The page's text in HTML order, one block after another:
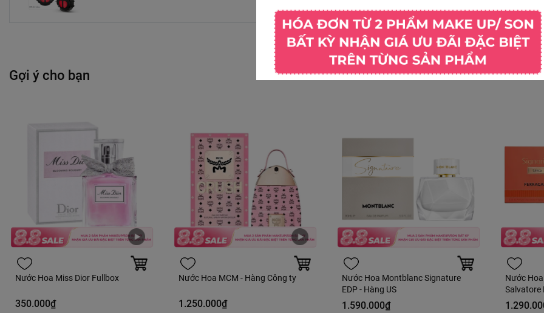
Gợi ý cho bạn
Nước Hoa Miss Dior Fullbox
350.000₫
Nước Hoa MCM - Hàng Công ty
1.250.000₫
Nước Hoa Montblanc Signature
EDP - Hàng US
1.590.000₫
Nước
Salvatore
Hàng